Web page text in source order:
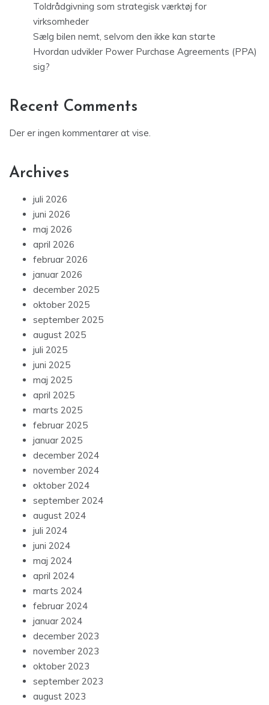
Toldrådgivning som strategisk værktøj for
virksomheder
Sælg bilen nemt, selvom den ikke kan starte
Hvordan udvikler Power Purchase Agreements (PPA)
sig?
Recent Comments
Der er ingen kommentarer at vise.
Archives
juli 2026
juni 2026
maj 2026
april 2026
februar 2026
januar 2026
december 2025
oktober 2025
september 2025
august 2025
juli 2025
juni 2025
maj 2025
april 2025
marts 2025
februar 2025
januar 2025
december 2024
november 2024
oktober 2024
september 2024
august 2024
juli 2024
juni 2024
maj 2024
april 2024
marts 2024
februar 2024
januar 2024
december 2023
november 2023
oktober 2023
september 2023
august 2023